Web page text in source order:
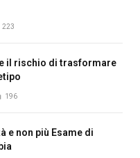
223
e il rischio di trasformare
196
e non più Esame di